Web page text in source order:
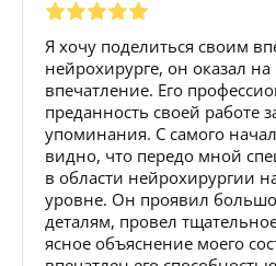
Я хочу поделиться своим
нейрохирурге, он оказал
впечатление. Его
преданность своей работе
упоминания. С самого
видно, что передо мной
в области нейрохирургии
уровне. Он проявил
деталям, провел
ясное объяснение моего